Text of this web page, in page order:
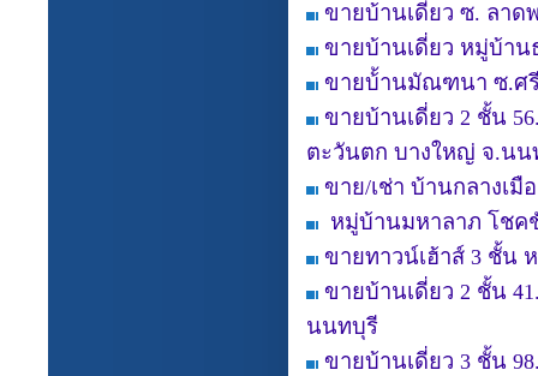
ขายบ้านเดี่ยว ซ. ลาด
ขายบ้านเดี่ยว หมู่บ้าน
ขายบ้้านมัณฑนา ซ.ศ
ขายบ้านเดี่ยว 2 ชั้น
ตะวันตก บางใหญ่ จ.น
ขาย/เช่า บ้านกลางเ
หมู่บ้านมหาลาภ โชค
ขายทาวน์เฮ้าส์ 3 ชั้น
ขายบ้านเดี่ยว 2 ชั้น
นนทบุรี
ขายบ้านเดี่ยว 3 ชั้น